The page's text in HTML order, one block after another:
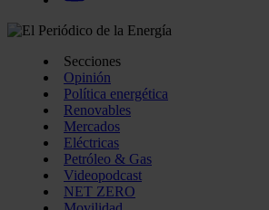
Secciones
Opinión
Política energética
Renovables
Mercados
Eléctricas
Petróleo & Gas
Videopodcast
NET ZERO